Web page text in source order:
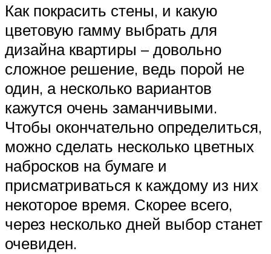
Как покрасить стены, и какую
цветовую гамму выбрать для
дизайна квартиры – довольно
сложное решение, ведь порой не
один, а несколько вариантов
кажутся очень заманчивыми.
Чтобы окончательно определиться,
можно сделать несколько цветных
набросков на бумаге и
присматриваться к каждому из них
некоторое время. Скорее всего,
через несколько дней выбор станет
очевиден.